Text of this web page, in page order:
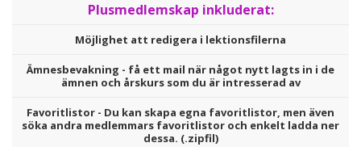
Plusmedlemskap inkluderat:
Möjlighet att redigera i lektionsfilerna
Ämnesbevakning - få ett mail när något nytt lagts in i de
ämnen och årskurs som du är intresserad av
Favoritlistor - Du kan skapa egna favoritlistor, men även
söka andra medlemmars favoritlistor och enkelt ladda ner
dessa. (.zipfil)